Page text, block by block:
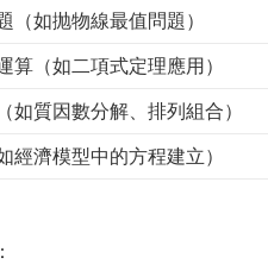
（如抛物線最值問題）
算（如二項式定理應用）
如質因數分解、排列組合）
經濟模型中的方程建立）
：